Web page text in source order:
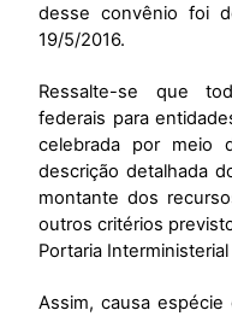
desse convênio foi
19/5/2016.
Ressalte-se que
federais para
celebrada por meio
descrição detalhada
montante dos
outros critérios
Portaria
Assim, causa